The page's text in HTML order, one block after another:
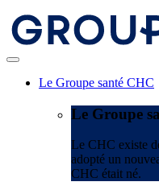
Le Groupe santé CHC
Le Groupe
Le CHC existe
adopté un
CHC était né.